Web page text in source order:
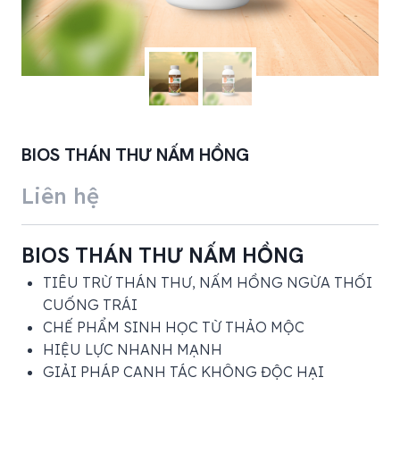
BIOS THÁN THƯ NẤM HỒNG
Liên hệ
BIOS THÁN THƯ NẤM HỒNG
TIÊU TRỪ THÁN THƯ, NẤM HỒNG NGỪA THỐI
CUỐNG TRÁI
CHẾ PHẨM SINH HỌC TỪ THẢO MỘC
HIỆU LỰC NHANH MẠNH
GIẢI PHÁP CANH TÁC KHÔNG ĐỘC HẠI